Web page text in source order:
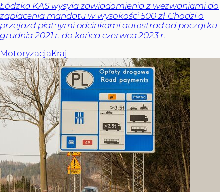
Łódzka KAS wysyła zawiadomienia z wezwaniami do
zapłacenia mandatu w wysokości 500 zł. Chodzi o
przejazd płatnymi odcinkami autostrad od początku
grudnia 2021 r. do końca czerwca 2023 r.
MotoryzacjaKraj